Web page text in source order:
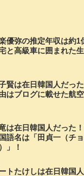
優弥の推定年収は約1
と高級車に囲まれた
賢は在日韓国人だっ
はブログに載せた航
は在日韓国人だった
語名は「田貞一（チ
」！
トたけしは在日韓国